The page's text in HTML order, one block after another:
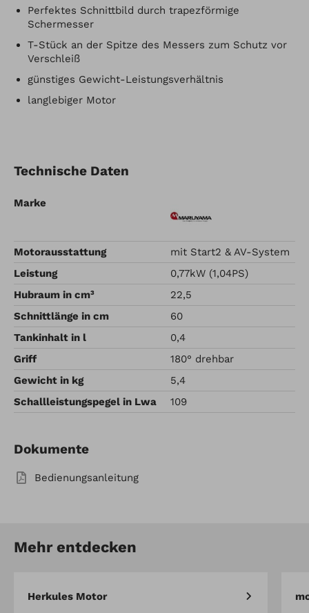
Perfektes Schnittbild durch trapezförmige
Schermesser
T-Stück an der Spitze des Messers zum Schutz vor
Verschleiß
günstiges Gewicht-Leistungsverhältnis
langlebiger Motor
Technische Daten
Marke
Motorausstattung
mit Start2 & AV-System
Leistung
0,77kW (1,04PS)
Hubraum in cm³
22,5
Schnittlänge in cm
60
Tankinhalt in l
0,4
Griff
180° drehbar
Gewicht in kg
5,4
Schallleistungspegel in Lwa
109
Dokumente
Bedienungsanleitung
Mehr entdecken
Herkules Motor